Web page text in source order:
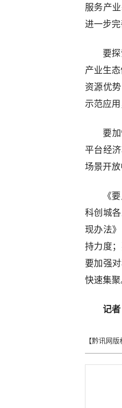
服务产
进一步完
要
产业生
资源优
示范应用
要
平台经
场景开放
《
科创城
现办法
持力度
要加强
快速集聚
记
【黔讯网版